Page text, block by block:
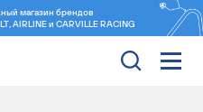
магазин брендов
AIRLINE и CARVILLE RACING